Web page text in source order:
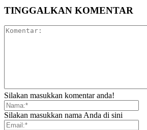
TINGGALKAN KOMENTAR
Silakan masukkan komentar anda!
Silakan masukkan nama Anda di sini